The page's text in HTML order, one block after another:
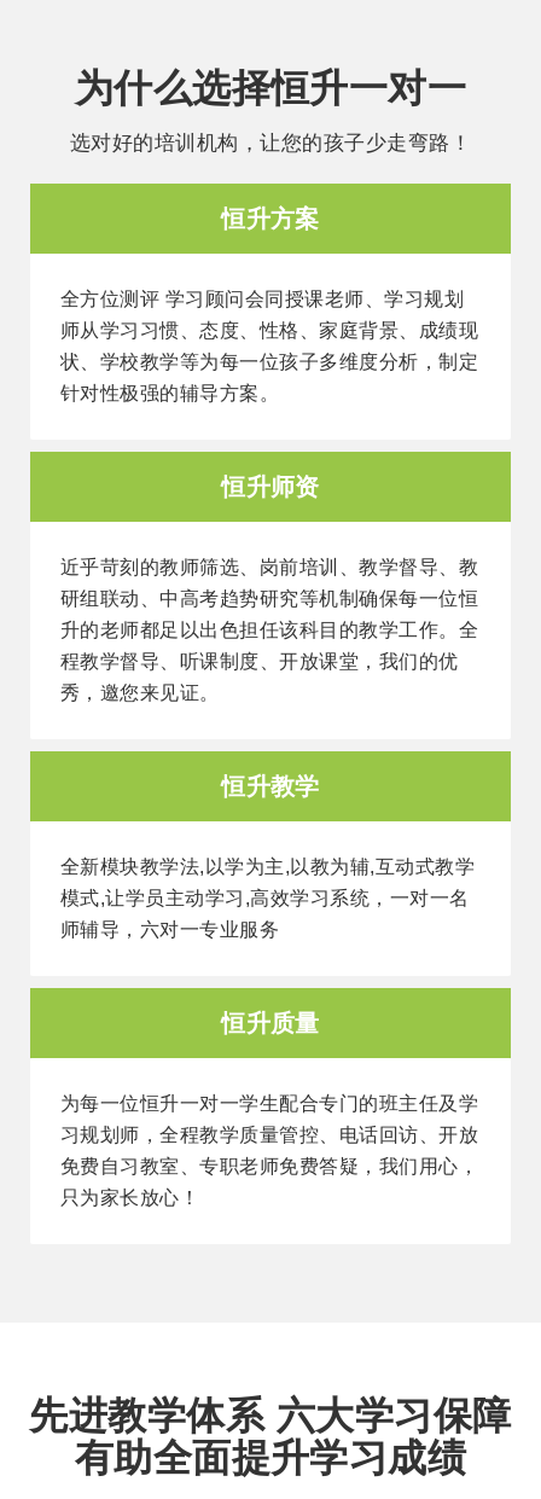
为什么选择恒升一对一
选对好的培训机构，让您的孩子少走弯路！
恒升方案
全方位测评 学习顾问会同授课老师、学习规划
师从学习习惯、态度、性格、家庭背景、成绩现
状、学校教学等为每一位孩子多维度分析，制定
针对性极强的辅导方案。
恒升师资
近乎苛刻的教师筛选、岗前培训、教学督导、教
研组联动、中高考趋势研究等机制确保每一位恒
升的老师都足以出色担任该科目的教学工作。全
程教学督导、听课制度、开放课堂，我们的优
秀，邀您来见证。
恒升教学
全新模块教学法,以学为主,以教为辅,互动式教学
模式,让学员主动学习,高效学习系统，一对一名
师辅导，六对一专业服务
恒升质量
为每一位恒升一对一学生配合专门的班主任及学
习规划师，全程教学质量管控、电话回访、开放
免费自习教室、专职老师免费答疑，我们用心，
只为家长放心！
先进教学体系 六大学习保障
有助全面提升学习成绩